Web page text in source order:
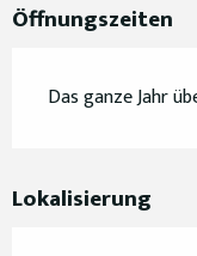
Öffnungszeiten
Das ganze Jahr
Lokalisierung